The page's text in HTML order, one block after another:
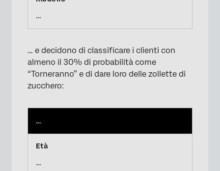
…
… e decidono di classificare i clienti con
almeno il 30% di probabilità come
“Torneranno” e di dare loro delle zollette di
zucchero:
…
…